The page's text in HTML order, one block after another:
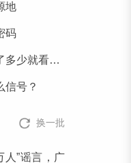
地
码
言出题有惊喜）
信号？
换一批
人”谣言，广